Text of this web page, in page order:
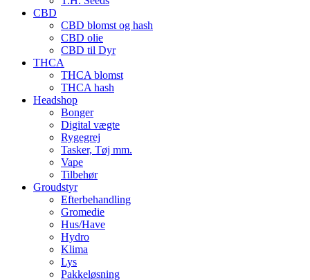
CBD
CBD blomst og hash
CBD olie
CBD til Dyr
THCA
THCA blomst
THCA hash
Headshop
Bonger
Digital vægte
Rygegrej
Tasker, Tøj mm.
Vape
Tilbehør
Groudstyr
Efterbehandling
Gromedie
Hus/Have
Hydro
Klima
Lys
Pakkeløsning